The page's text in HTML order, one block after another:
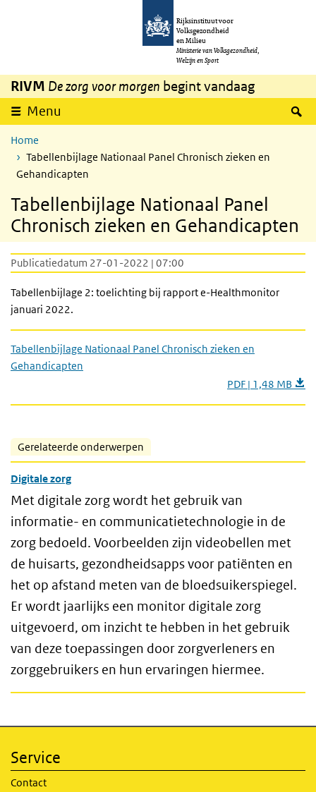
Overslaan en naar de inhoud gaan
Rijksinstituut voor
Volksgezondheid
en Milieu
Ministerie van Volksgezondheid,
Welzijn en Sport
RIVM De zorg voor morgen begint vandaag
Menu
Home
Tabellenbijlage Nationaal Panel Chronisch zieken en
Gehandicapten
Tabellenbijlage Nationaal Panel
Chronisch zieken en Gehandicapten
Publicatiedatum 27-01-2022 | 07:00
Tabellenbijlage 2: toelichting bij rapport e-Healthmonitor
januari 2022.
Tabellenbijlage Nationaal Panel Chronisch zieken en
Gehandicapten
PDF | 1,48 MB
Gerelateerde onderwerpen
Digitale zorg
Met digitale zorg wordt het gebruik van
informatie- en communicatietechnologie in de
zorg bedoeld. Voorbeelden zijn videobellen met
de huisarts, gezondheidsapps voor patiënten en
het op afstand meten van de bloedsuikerspiegel.
Er wordt jaarlijks een monitor digitale zorg
uitgevoerd, om inzicht te hebben in het gebruik
van deze toepassingen door zorgverleners en
zorggebruikers en hun ervaringen hiermee.
Service
Contact